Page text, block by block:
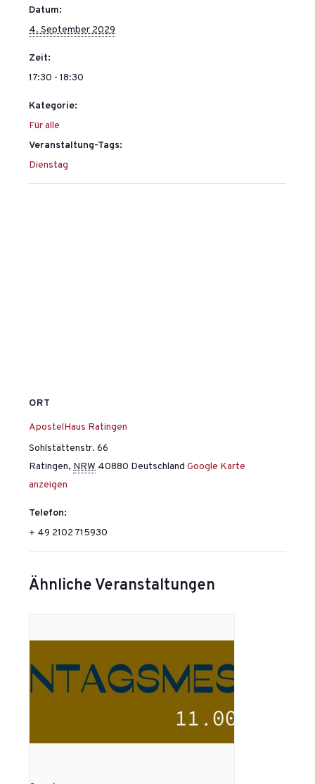
Datum:
4. September 2029
Zeit:
17:30 - 18:30
Kategorie:
Für alle
Veranstaltung-Tags:
Dienstag
ORT
ApostelHaus Ratingen
Sohlstättenstr. 66
Ratingen, NRW 40880 Deutschland Google Karte
anzeigen
Telefon:
+ 49 2102 715930
Ähnliche Veranstaltungen